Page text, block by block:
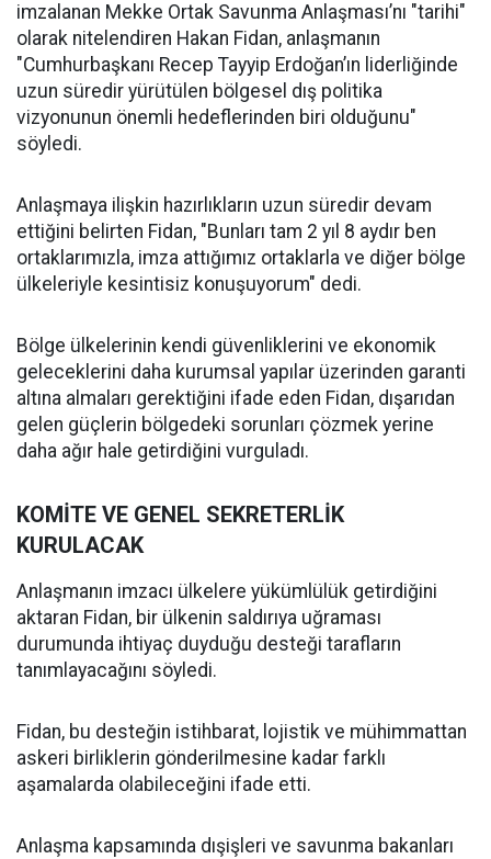
imzalanan Mekke Ortak Savunma Anlaşması’nı "tarihi"
olarak nitelendiren Hakan Fidan, anlaşmanın
"Cumhurbaşkanı Recep Tayyip Erdoğan’ın liderliğinde
uzun süredir yürütülen bölgesel dış politika
vizyonunun önemli hedeflerinden biri olduğunu"
söyledi.
Anlaşmaya ilişkin hazırlıkların uzun süredir devam
ettiğini belirten Fidan, "Bunları tam 2 yıl 8 aydır ben
ortaklarımızla, imza attığımız ortaklarla ve diğer bölge
ülkeleriyle kesintisiz konuşuyorum" dedi.
Bölge ülkelerinin kendi güvenliklerini ve ekonomik
geleceklerini daha kurumsal yapılar üzerinden garanti
altına almaları gerektiğini ifade eden Fidan, dışarıdan
gelen güçlerin bölgedeki sorunları çözmek yerine
daha ağır hale getirdiğini vurguladı.
KOMİTE VE GENEL SEKRETERLİK
KURULACAK
Anlaşmanın imzacı ülkelere yükümlülük getirdiğini
aktaran Fidan, bir ülkenin saldırıya uğraması
durumunda ihtiyaç duyduğu desteği tarafların
tanımlayacağını söyledi.
Fidan, bu desteğin istihbarat, lojistik ve mühimmattan
askeri birliklerin gönderilmesine kadar farklı
aşamalarda olabileceğini ifade etti.
Anlaşma kapsamında dışişleri ve savunma bakanları